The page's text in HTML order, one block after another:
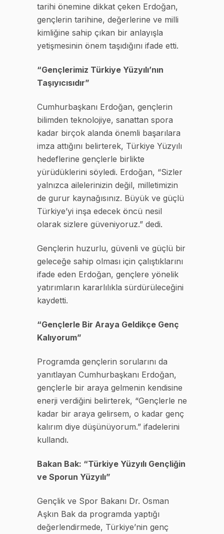
tarihi önemine dikkat çeken Erdoğan,
gençlerin tarihine, değerlerine ve milli
kimliğine sahip çıkan bir anlayışla
yetişmesinin önem taşıdığını ifade etti.
“Gençlerimiz Türkiye Yüzyılı’nın
Taşıyıcısıdır”
Cumhurbaşkanı Erdoğan, gençlerin
bilimden teknolojiye, sanattan spora
kadar birçok alanda önemli başarılara
imza attığını belirterek, Türkiye Yüzyılı
hedeflerine gençlerle birlikte
yürüdüklerini söyledi. Erdoğan, “Sizler
yalnızca ailelerinizin değil, milletimizin
de gurur kaynağısınız. Büyük ve güçlü
Türkiye’yi inşa edecek öncü nesil
olarak sizlere güveniyoruz.” dedi.
Gençlerin huzurlu, güvenli ve güçlü bir
geleceğe sahip olması için çalıştıklarını
ifade eden Erdoğan, gençlere yönelik
yatırımların kararlılıkla sürdürüleceğini
kaydetti.
“Gençlerle Bir Araya Geldikçe Genç
Kalıyorum”
Programda gençlerin sorularını da
yanıtlayan Cumhurbaşkanı Erdoğan,
gençlerle bir araya gelmenin kendisine
enerji verdiğini belirterek, “Gençlerle ne
kadar bir araya gelirsem, o kadar genç
kalırım diye düşünüyorum.” ifadelerini
kullandı.
Bakan Bak: “Türkiye Yüzyılı Gençliğin
ve Sporun Yüzyılı”
Gençlik ve Spor Bakanı Dr. Osman
Aşkın Bak da programda yaptığı
değerlendirmede, Türkiye’nin genç